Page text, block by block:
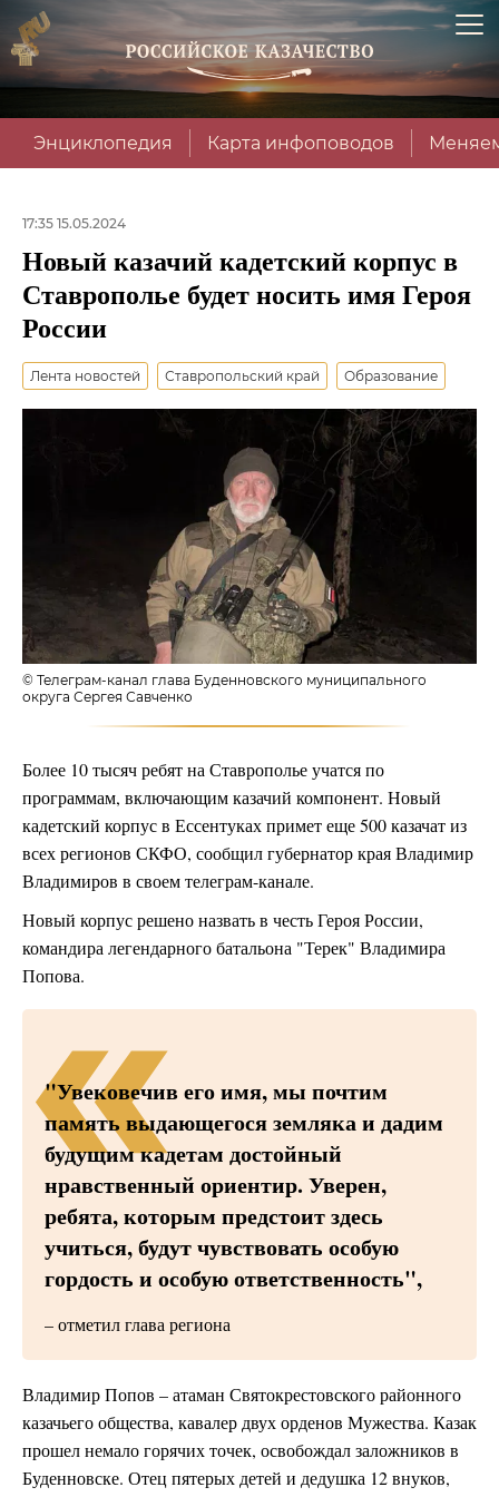
Энциклопедия Карта инфоповодов
17:35 15.05.2024
Новый казачий кадетский корпус в
Ставрополье будет носить имя Героя
России
Лента новостей Ставропольский край Образование
© Телеграм-канал глава Буденновского муниципального
округа Сергея Савченко
Более 10 тысяч ребят на Ставрополье учатся по
программам, включающим казачий компонент. Новый
кадетский корпус в Ессентуках примет еще 500 казачат из
всех регионов СКФО, сообщил губернатор края Владимир
Владимиров в своем телеграм-канале.
Новый корпус решено назвать в честь Героя России,
командира легендарного батальона "Терек" Владимира
Попова.
"Увековечив его имя, мы почтим
память выдающегося земляка и дадим
будущим кадетам достойный
нравственный ориентир. Уверен,
ребята, которым предстоит здесь
учиться, будут чувствовать особую
гордость и особую ответственность",
– отметил глава региона
Владимир Попов – атаман Святокрестовского районного
казачьего общества, кавалер двух орденов Мужества. Казак
прошел немало горячих точек, освобождал заложников в
Буденновске. Отец пятерых детей и дедушка 12 внуков,